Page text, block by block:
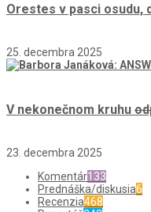
Orestes v pasci osudu,
25. decembra 2025
V nekonečnom kruhu
23. decembra 2025
Komentár133
Prednáška/diskusia6
Recenzia468